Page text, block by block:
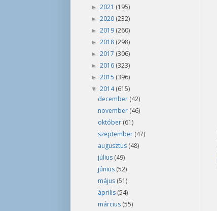
► 2021 (195)
► 2020 (232)
► 2019 (260)
► 2018 (298)
► 2017 (306)
► 2016 (323)
► 2015 (396)
▼ 2014(615)
december (42)
november (46)
október (61)
szeptember (47)
augusztus (48)
július (49)
június (52)
május (51)
április (54)
március (55)